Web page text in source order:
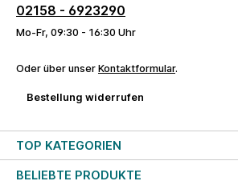
02158 - 6923290
Mo-Fr, 09:30 - 16:30 Uhr
Oder über unser Kontaktformular.
Bestellung widerrufen
TOP KATEGORIEN
BELIEBTE PRODUKTE